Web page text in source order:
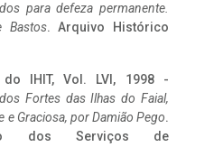
para defeza permanente.
Bastos. Arquivo Histórico
do IHIT, Vol. LVI, 1998 -
Fortes das Ilhas do Faial,
e Graciosa, por Damião Pego.
dos Serviços de